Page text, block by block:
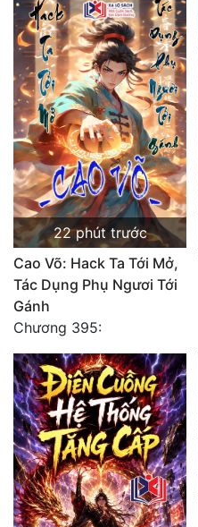
Điền Văn
Đô Thị
Đông Phương
Đông Phương Huyền Huyễn
Đồng Nhân
Cẩu Đạo Trường Sinh
Ngự Thú
Truyện Nam
Truyện Nữ
Vô Địch Lưu
Xây Dựng Thế Lực
Đam Mỹ
Đẹp
Đẹp Hiệp
22 phút trước
Cao Võ: Hack Ta Tới Mở,
Tác Dụng Phụ Ngươi Tới
Gánh
Chương 395: